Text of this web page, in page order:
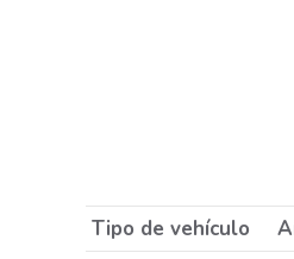
Tipo de vehículo